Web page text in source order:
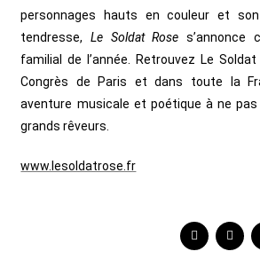
personnages hauts en couleur et
tendresse,Le Soldat Rose s’annonce
familial de l’année.
Retrouvez Le
Congrès de Paris et dans toute la
aventure musicale et poétique à ne
grands rêveurs.
www.lesoldatrose.fr